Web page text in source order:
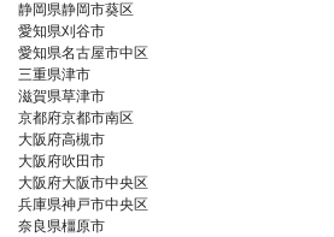
静岡県静岡市葵区
愛知県刈谷市
愛知県名古屋市中区
三重県津市
滋賀県草津市
京都府京都市南区
大阪府高槻市
大阪府吹田市
大阪府大阪市中央区
兵庫県神戸市中央区
奈良県橿原市